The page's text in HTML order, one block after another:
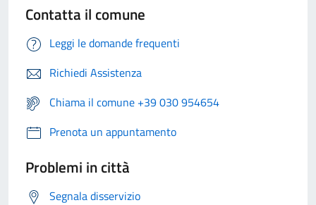
Contatta il comune
Leggi le domande frequenti
Richiedi Assistenza
Chiama il comune +39 030 954654
Prenota un appuntamento
Problemi in città
Segnala disservizio